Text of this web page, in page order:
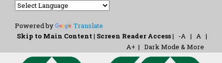
Powered by
Translate
Skip to Main Content | Screen Reader Access| -A | A |
A+ | Dark Mode & More